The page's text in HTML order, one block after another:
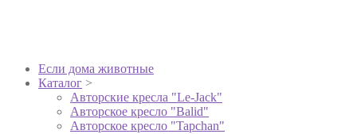
Если дома животные
Каталог >
Авторские кресла "Le-Jack"
Авторское кресло "Balid"
Авторское кресло "Tapchan"